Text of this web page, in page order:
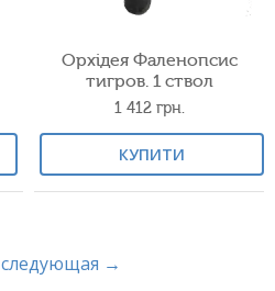
Орхідея Фаленопсис
тигров. 1 ствол
1 412 грн.
КУПИТИ
следующая →